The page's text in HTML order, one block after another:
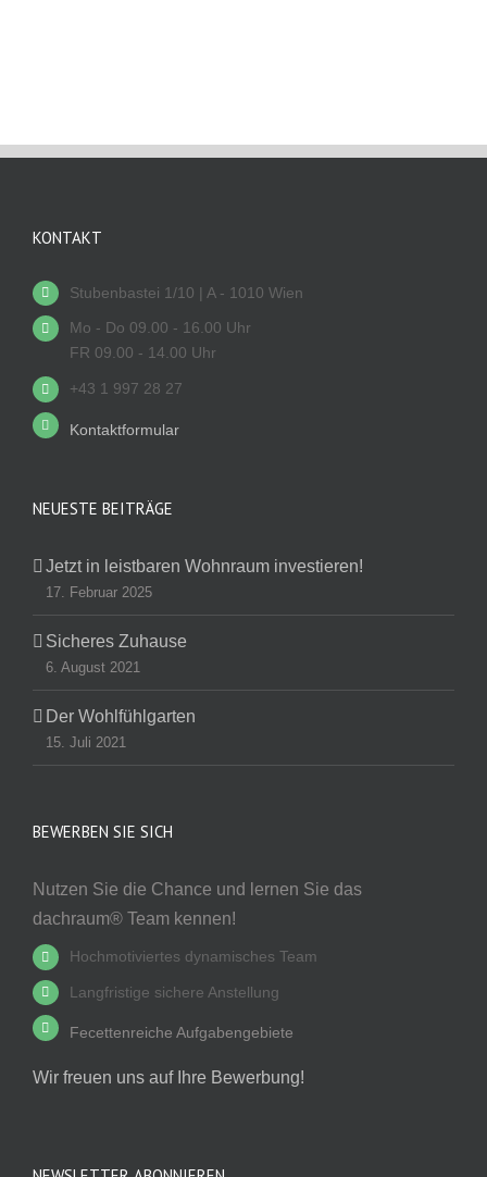
KONTAKT
Stubenbastei 1/10 | A - 1010 Wien
Mo - Do 09.00 - 16.00 Uhr
FR 09.00 - 14.00 Uhr
+43 1 997 28 27
Kontaktformular
NEUESTE BEITRÄGE
Jetzt in leistbaren Wohnraum investieren!
17. Februar 2025
Sicheres Zuhause
6. August 2021
Der Wohlfühlgarten
15. Juli 2021
BEWERBEN SIE SICH
Nutzen Sie die Chance und lernen Sie das
dachraum® Team kennen!
Hochmotiviertes dynamisches Team
Langfristige sichere Anstellung
Fecettenreiche Aufgabengebiete
Wir freuen uns auf Ihre Bewerbung!